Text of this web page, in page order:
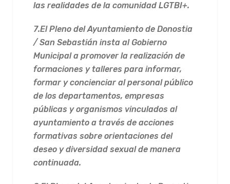
las realidades de la comunidad LGTBI+.
7.El Pleno del Ayuntamiento de Donostia
/ San Sebastián insta al Gobierno
Municipal a promover la realización de
formaciones y talleres para informar,
formar y concienciar al personal público
de los departamentos, empresas
públicas y organismos vinculados al
ayuntamiento a través de acciones
formativas sobre orientaciones del
deseo y diversidad sexual de manera
continuada.